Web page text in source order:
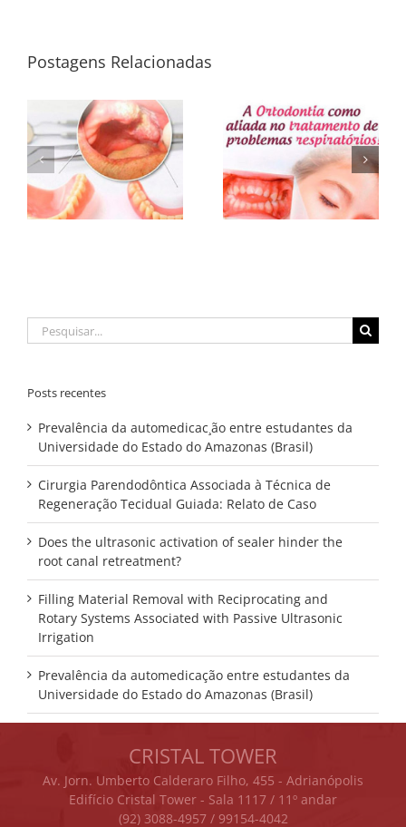
Postagens Relacionadas
A Ortodontia como
aliada no tratamento
de problemas
respiratórios.
Relação entre
cardiopatias e
problemas bucais
Buscar
resultados
Posts recentes
Prevalência da automedicac¸ão entre estudantes da
Universidade do Estado do Amazonas (Brasil)
Cirurgia Parendodôntica Associada à Técnica de
Regeneração Tecidual Guiada: Relato de Caso
Does the ultrasonic activation of sealer hinder the
root canal retreatment?
Filling Material Removal with Reciprocating and
Rotary Systems Associated with Passive Ultrasonic
Irrigation
Prevalência da automedicação entre estudantes da
Universidade do Estado do Amazonas (Brasil)
CRISTAL TOWER
Av. Jorn. Umberto Calderaro Filho, 455 - Adrianópolis
Edifício Cristal Tower - Sala 1117 / 11º andar
(92) 3088-4957 / 99154-4042